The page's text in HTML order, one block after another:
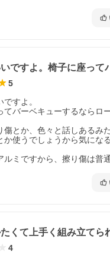
5
すよ。
てバーベキューするならロ
傷とか、色々と話しあるみ
か使うでしょうから気にな
ルミですから、擦り傷は普
4